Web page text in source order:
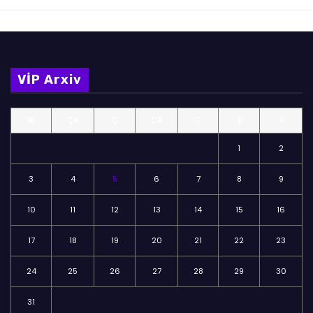
VİP Arxiv
1 2
3 4 5 6 7 8 9
10 11 12 13 14 15 16
17 18 19 20 21 22 23
24 25 26 27 28 29 30
31